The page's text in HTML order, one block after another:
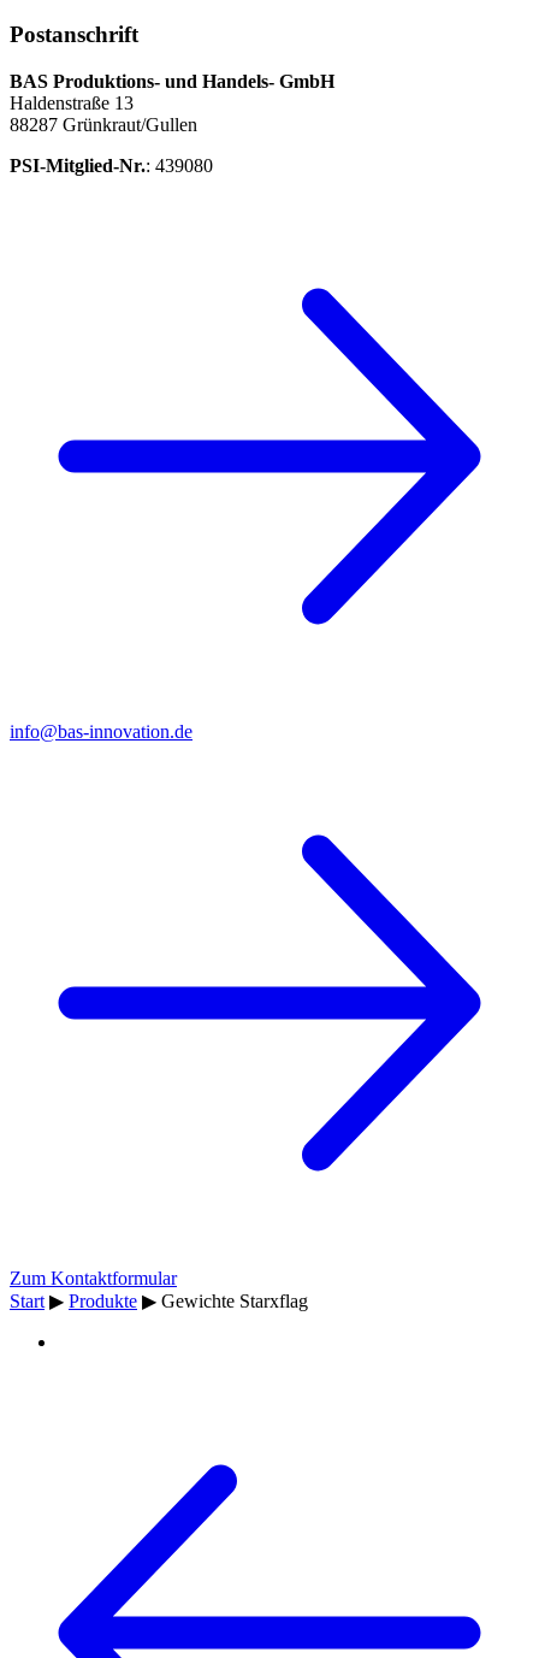
Postanschrift
BAS Produktions- und Handels- GmbH
Haldenstraße 13
88287 Grünkraut/Gullen
PSI-Mitglied-Nr.: 439080
info@bas-innovation.de
Zum Kontaktformular
Start ▶ Produkte ▶ Gewichte Starxflag